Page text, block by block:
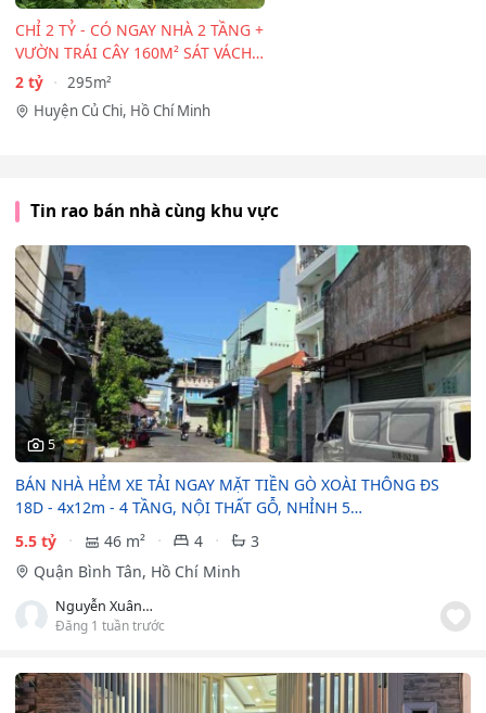
CHỈ 2 TỶ - CÓ NGAY NHÀ 2 TẦNG +
VƯỜN TRÁI CÂY 160M² SÁT VÁCH
TP.HCM!
2 tỷ
295m²
Huyện Củ Chi, Hồ Chí Minh
Tin rao bán nhà cùng khu vực
5
BÁN NHÀ HẺM XE TẢI NGAY MẶT TIỀN GÒ XOÀI THÔNG ĐS
18D - 4x12m - 4 TẦNG, NỘI THẤT GỖ, NHỈNH 5…
5.5 tỷ
46 m² 4
3
Quận Bình Tân, Hồ Chí Minh
Nguyễn Xuân Khánh
Đăng 1 tuần trước